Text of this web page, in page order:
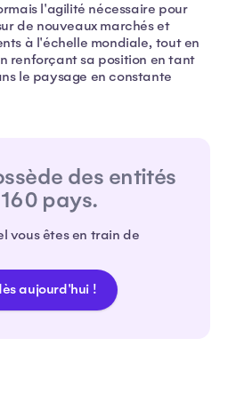
l'agilité nécessaire pour
de nouveaux marchés et
à l'échelle mondiale, tout en
renforçant sa position en tant
le paysage en constante
des entités
pays.
vous êtes en train de
aujourd'hui !